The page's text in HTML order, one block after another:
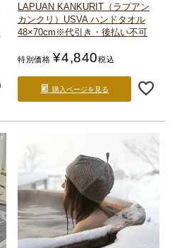
LAPUAN KANKURIT（ラプアン
カンクリ） USVA ハンドタオル
48×70cm ※代引き・後払い不可
特別価格 ¥4,840税込
購入ページを見る